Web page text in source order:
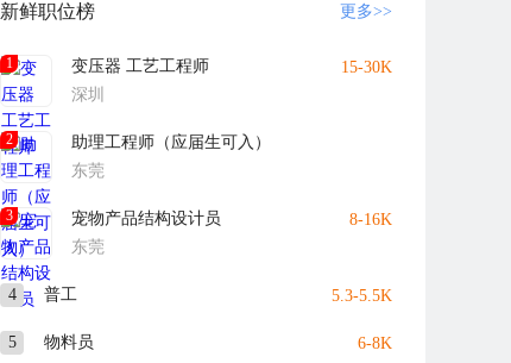
新鲜职位榜 更多>>
1
变压器 工艺工程师
深圳
15-30K
2
助理工程师（应届生可入）
东莞
3
宠物产品结构设计员
东莞
8-16K
4 普工 5.3-5.5K
5 物料员 6-8K